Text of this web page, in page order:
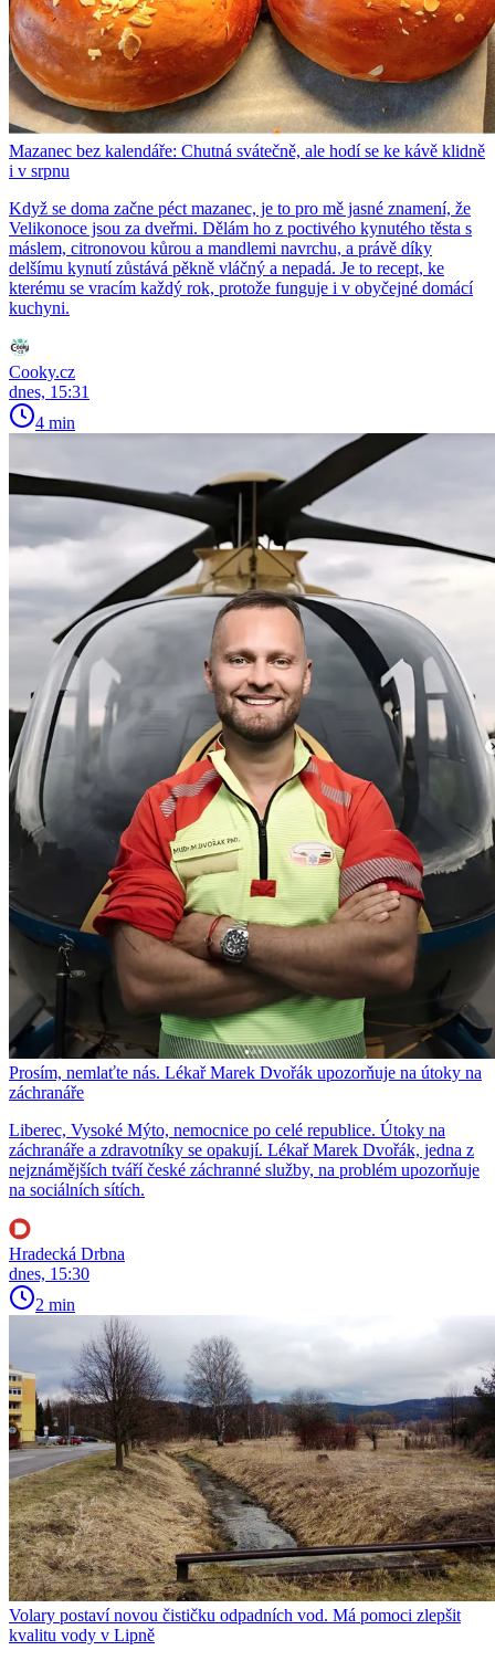
Mazanec bez kalendáře: Chutná svátečně, ale hodí se ke kávě klidně
i v srpnu
Když se doma začne péct mazanec, je to pro mě jasné znamení, že
Velikonoce jsou za dveřmi. Dělám ho z poctivého kynutého těsta s
máslem, citronovou kůrou a mandlemi navrchu, a právě díky
delšímu kynutí zůstává pěkně vláčný a nepadá. Je to recept, ke
kterému se vracím každý rok, protože funguje i v obyčejné domácí
kuchyni.
Cooky.cz
dnes, 15:31
4 min
Prosím, nemlaťte nás. Lékař Marek Dvořák upozorňuje na útoky na
záchranáře
Liberec, Vysoké Mýto, nemocnice po celé republice. Útoky na
záchranáře a zdravotníky se opakují. Lékař Marek Dvořák, jedna z
nejznámějších tváří české záchranné služby, na problém upozorňuje
na sociálních sítích.
Hradecká Drbna
dnes, 15:30
2 min
Volary postaví novou čističku odpadních vod. Má pomoci zlepšit
kvalitu vody v Lipně